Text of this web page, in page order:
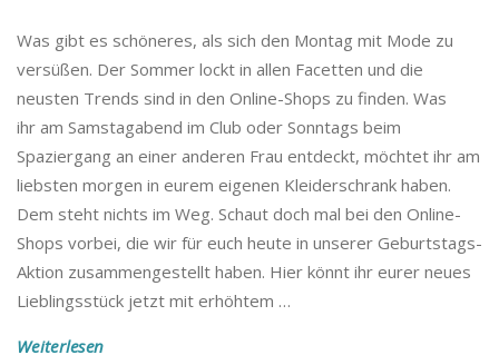
Was gibt es schöneres, als sich den Montag mit Mode zu
versüßen. Der Sommer lockt in allen Facetten und die
neusten Trends sind in den Online-Shops zu finden. Was
ihr am Samstagabend im Club oder Sonntags beim
Spaziergang an einer anderen Frau entdeckt, möchtet ihr am
liebsten morgen in eurem eigenen Kleiderschrank haben.
Dem steht nichts im Weg. Schaut doch mal bei den Online-
Shops vorbei, die wir für euch heute in unserer Geburtstags-
Aktion zusammengestellt haben. Hier könnt ihr eurer neues
Lieblingsstück jetzt mit erhöhtem …
Weiterlesen